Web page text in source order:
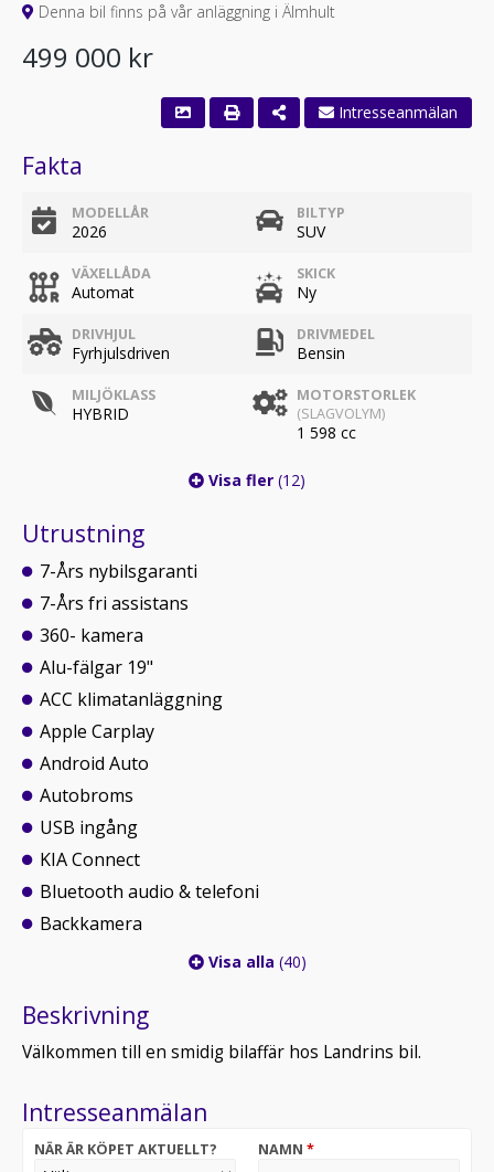
Denna bil finns på vår anläggning i Älmhult
499 000 kr
Intresseanmälan
Fakta
MODELLÅR
2026
BILTYP
SUV
VÄXELLÅDA
Automat
SKICK
Ny
DRIVHJUL
Fyrhjulsdriven
DRIVMEDEL
Bensin
MILJÖKLASS
HYBRID
MOTORSTORLEK
(SLAGVOLYM)
1 598 cc
Visa fler (12)
Utrustning
7-Års nybilsgaranti
7-Års fri assistans
360- kamera
Alu-fälgar 19"
ACC klimatanläggning
Apple Carplay
Android Auto
Autobroms
USB ingång
KIA Connect
Bluetooth audio & telefoni
Backkamera
Visa alla (40)
Beskrivning
Välkommen till en smidig bilaffär hos Landrins bil.
Intresseanmälan
NÄR ÄR KÖPET AKTUELLT? NAMN *